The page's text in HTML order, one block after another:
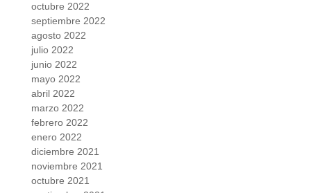
octubre 2022
septiembre 2022
agosto 2022
julio 2022
junio 2022
mayo 2022
abril 2022
marzo 2022
febrero 2022
enero 2022
diciembre 2021
noviembre 2021
octubre 2021